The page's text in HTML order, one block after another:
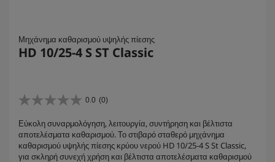
Μηχάνημα καθαρισμού υψηλής πίεσης
HD 10/25-4 S ST Classic
0.0 (0)
0
0
α
π
Εύκολη συναρμολόγηση, λειτουργία, συντήρηση και βέλτιστα
αποτελέσματα καθαρισμού. Το στιβαρό σταθερό μηχάνημα
καθαρισμού υψηλής πίεσης κρύου νερού HD 10/25-4 S St Classic,
για σκληρή συνεχή χρήση και βέλτιστα αποτελέσματα καθαρισμού